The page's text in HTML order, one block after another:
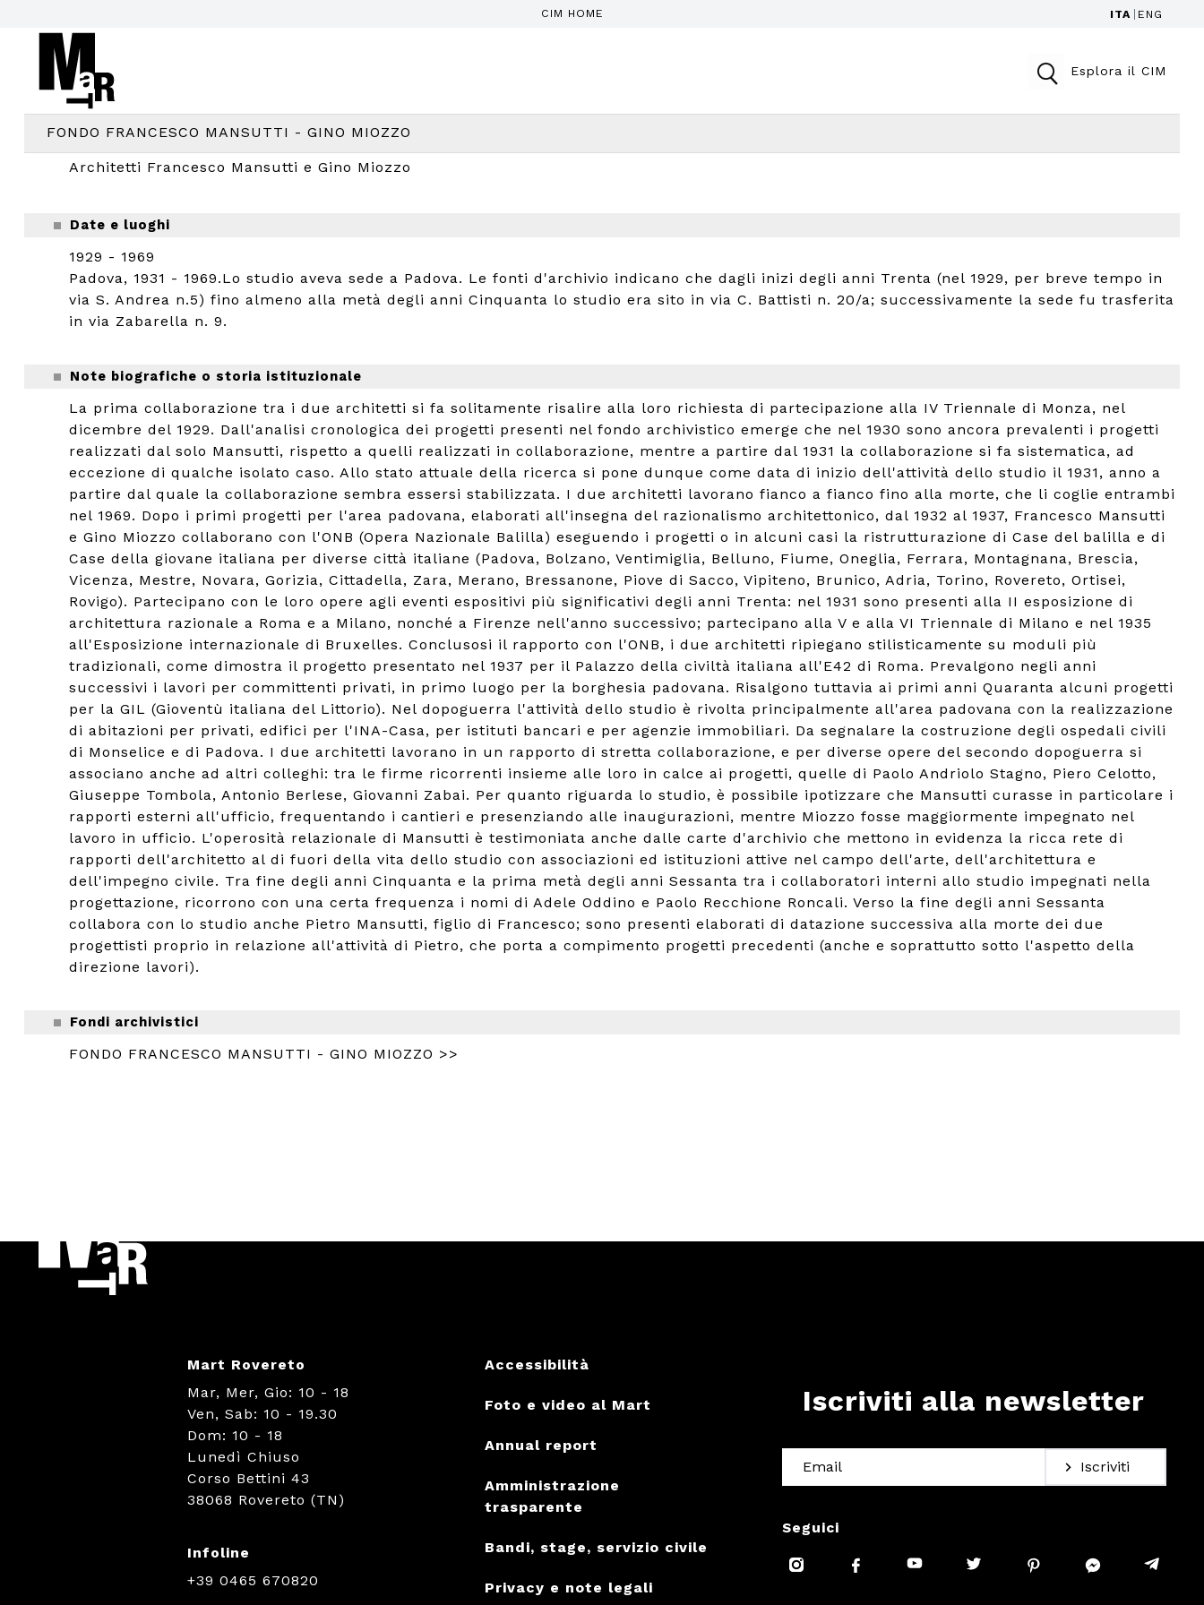
CIM HOME ITA ENG
Esplora il CIM
FONDO FRANCESCO MANSUTTI - GINO MIOZZO
Architetti Francesco Mansutti e Gino Miozzo
Date e luoghi
1929 - 1969
Padova, 1931 - 1969.Lo studio aveva sede a Padova. Le fonti d'archivio indicano che dagli inizi degli anni Trenta (nel 1929, per breve tempo in
via S. Andrea n.5) fino almeno alla metà degli anni Cinquanta lo studio era sito in via C. Battisti n. 20/a; successivamente la sede fu trasferita
in via Zabarella n. 9.
Note biografiche o storia istituzionale
La prima collaborazione tra i due architetti si fa solitamente risalire alla loro richiesta di partecipazione alla IV Triennale di Monza, nel
dicembre del 1929. Dall'analisi cronologica dei progetti presenti nel fondo archivistico emerge che nel 1930 sono ancora prevalenti i progetti
realizzati dal solo Mansutti, rispetto a quelli realizzati in collaborazione, mentre a partire dal 1931 la collaborazione si fa sistematica, ad
eccezione di qualche isolato caso. Allo stato attuale della ricerca si pone dunque come data di inizio dell'attività dello studio il 1931, anno a
partire dal quale la collaborazione sembra essersi stabilizzata. I due architetti lavorano fianco a fianco fino alla morte, che li coglie entrambi
nel 1969. Dopo i primi progetti per l'area padovana, elaborati all'insegna del razionalismo architettonico, dal 1932 al 1937, Francesco Mansutti
e Gino Miozzo collaborano con l'ONB (Opera Nazionale Balilla) eseguendo i progetti o in alcuni casi la ristrutturazione di Case del balilla e di
Case della giovane italiana per diverse città italiane (Padova, Bolzano, Ventimiglia, Belluno, Fiume, Oneglia, Ferrara, Montagnana, Brescia,
Vicenza, Mestre, Novara, Gorizia, Cittadella, Zara, Merano, Bressanone, Piove di Sacco, Vipiteno, Brunico, Adria, Torino, Rovereto, Ortisei,
Rovigo). Partecipano con le loro opere agli eventi espositivi più significativi degli anni Trenta: nel 1931 sono presenti alla II esposizione di
architettura razionale a Roma e a Milano, nonché a Firenze nell'anno successivo; partecipano alla V e alla VI Triennale di Milano e nel 1935
all'Esposizione internazionale di Bruxelles. Conclusosi il rapporto con l'ONB, i due architetti ripiegano stilisticamente su moduli più
tradizionali, come dimostra il progetto presentato nel 1937 per il Palazzo della civiltà italiana all'E42 di Roma. Prevalgono negli anni
successivi i lavori per committenti privati, in primo luogo per la borghesia padovana. Risalgono tuttavia ai primi anni Quaranta alcuni progetti
per la GIL (Gioventù italiana del Littorio). Nel dopoguerra l'attività dello studio è rivolta principalmente all'area padovana con la realizzazione
di abitazioni per privati, edifici per l'INA-Casa, per istituti bancari e per agenzie immobiliari. Da segnalare la costruzione degli ospedali civili
di Monselice e di Padova. I due architetti lavorano in un rapporto di stretta collaborazione, e per diverse opere del secondo dopoguerra si
associano anche ad altri colleghi: tra le firme ricorrenti insieme alle loro in calce ai progetti, quelle di Paolo Andriolo Stagno, Piero Celotto,
Giuseppe Tombola, Antonio Berlese, Giovanni Zabai. Per quanto riguarda lo studio, è possibile ipotizzare che Mansutti curasse in particolare i
rapporti esterni all'ufficio, frequentando i cantieri e presenziando alle inaugurazioni, mentre Miozzo fosse maggiormente impegnato nel
lavoro in ufficio. L'operosità relazionale di Mansutti è testimoniata anche dalle carte d'archivio che mettono in evidenza la ricca rete di
rapporti dell'architetto al di fuori della vita dello studio con associazioni ed istituzioni attive nel campo dell'arte, dell'architettura e
dell'impegno civile. Tra fine degli anni Cinquanta e la prima metà degli anni Sessanta tra i collaboratori interni allo studio impegnati nella
progettazione, ricorrono con una certa frequenza i nomi di Adele Oddino e Paolo Recchione Roncali. Verso la fine degli anni Sessanta
collabora con lo studio anche Pietro Mansutti, figlio di Francesco; sono presenti elaborati di datazione successiva alla morte dei due
progettisti proprio in relazione all'attività di Pietro, che porta a compimento progetti precedenti (anche e soprattutto sotto l'aspetto della
direzione lavori).
Fondi archivistici
FONDO FRANCESCO MANSUTTI - GINO MIOZZO >>
Mart Rovereto
Mar, Mer, Gio: 10 - 18
Ven, Sab: 10 - 19.30
Dom: 10 - 18
Lunedì Chiuso
Corso Bettini 43
38068 Rovereto (TN)
Infoline
+39 0465 670820
Accessibilità
Foto e video al Mart
Annual report
Amministrazione
trasparente
Bandi, stage, servizio civile
Privacy e note legali
Iscriviti alla newsletter
Iscriviti
Seguici